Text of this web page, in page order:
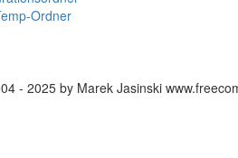
Ordner
- 2025 by Marek Jasinski